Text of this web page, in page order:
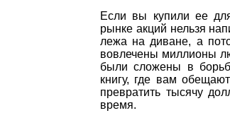
Если вы купили ее
рынке акций нельзя
лежа на диване, а
вовлечены миллионы
были сложены в
книгу, где вам
превратить тысячу
время.